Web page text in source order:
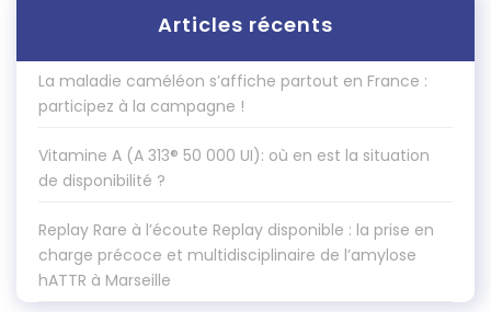
Articles récents
La maladie caméléon s’affiche partout en France :
participez à la campagne !
Vitamine A (A 313® 50 000 UI): où en est la situation
de disponibilité ?
Replay Rare à l’écoute Replay disponible : la prise en
charge précoce et multidisciplinaire de l’amylose
hATTR à Marseille